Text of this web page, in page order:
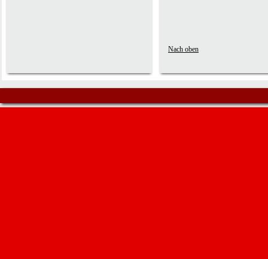
Nach oben